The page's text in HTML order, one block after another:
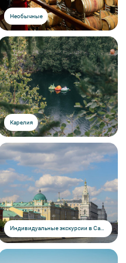
Необычные
Карелия
Индивидуальные экскурсии в Санкт-Петербурге